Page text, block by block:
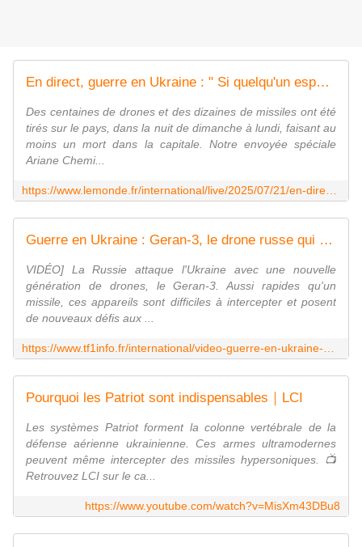
En direct, guerre en Ukraine : " Si quelqu'un espérait que Poutine accepterait l'offre ukrainienne, il a aujourd'hui sa réponse ", déclare le ministre Jean-Noël Barrot à Kiev, après une nouvelle attaque
Des centaines de drones et des dizaines de missiles ont été
tirés sur le pays, dans la nuit de dimanche à lundi, faisant au
moins un mort dans la capitale. Notre envoyée spéciale
Ariane Chemi...
Guerre en Ukraine : Geran-3, le drone russe qui fait trembler Kiev | TF1 INFO
VIDÉO] La Russie attaque l'Ukraine avec une nouvelle
génération de drones, le Geran-3. Aussi rapides qu'un
missile, ces appareils sont difficiles à intercepter et posent
de nouveaux défis aux ...
Pourquoi les Patriot sont indispensables｜LCI
Les systèmes Patriot forment la colonne vertébrale de la
défense aérienne ukrainienne. Ces armes ultramodernes
peuvent même intercepter des missiles hypersoniques. 📺
Retrouvez LCI sur le ca...
https://www.youtube.com/watch?v=MisXm43DBu8